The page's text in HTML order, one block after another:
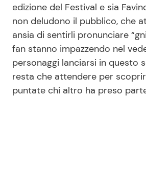
edizione del Festival e sia
non deludono il pubblico, che
ansia di sentirli pronunciare
fan stanno impazzendo nel
personaggi lanciarsi in questo
resta che attendere per
puntate chi altro ha preso